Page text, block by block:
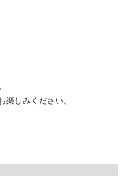
しみください。